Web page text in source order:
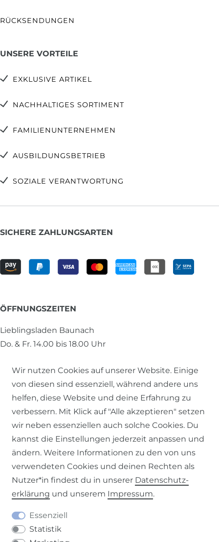
RÜCKSENDUNGEN
UNSERE VORTEILE
EXKLUSIVE ARTIKEL
NACHHALTIGES SORTIMENT
FAMILIENUNTERNEHMEN
AUSBILDUNGSBETRIEB
SOZIALE VERANTWORTUNG
SICHERE ZAHLUNGSARTEN
ÖFFNUNGSZEITEN
Lieblingsladen Baunach
Do. & Fr. 14.00 bis 18.00 Uhr
SCHÖNER LEBEN. folgen
KLIMANEUTRALER VERSAND
Wir nutzen Cookies auf unserer Website. Einige
von diesen sind essenziell, während andere uns
helfen, diese Website und deine Erfahrung zu
verbessern. Mit Klick auf "Alle akzeptieren" setzen
wir neben essenziellen auch solche Cookies. Du
kannst die Einstellungen jederzeit anpassen und
ändern. Weitere Informationen zu den von uns
verwendeten Cookies und deinen Rechten als
Nutzer*in findest du in unserer Daten­schutz­
erklärung und unserem Impressum.
Essenziell
Statistik